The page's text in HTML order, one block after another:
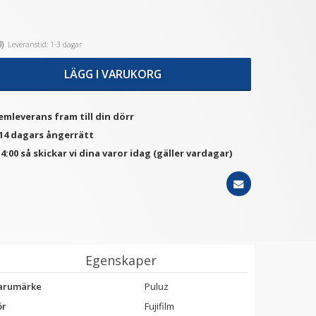
Mjuk avtryckarknapp
konkav Soft release
button - Silver
★★ ★ ★★
LÄGG I VARUKORG
JJC Mjuk avtryckarknapp
konkav Soft release
button - Mörkröd
Leveranstid: 1-3 dagar
LÄGG I VARUKORG
fram till din dörr
dagars ångerrätt
så skickar vi dina varor idag (gäller vardagar)
Egenskaper
Puluz
Fujifilm